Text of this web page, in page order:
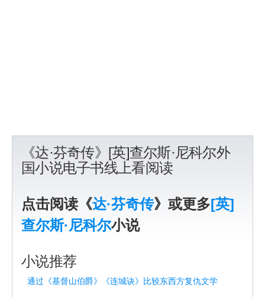
《达·芬奇传》[英]查尔斯·尼科尔外
国小说电子书线上看阅读
点击阅读《达·芬奇传》或更多[英]
查尔斯·尼科尔小说
小说推荐
通过《基督山伯爵》《连城诀》比较东西方复仇文学